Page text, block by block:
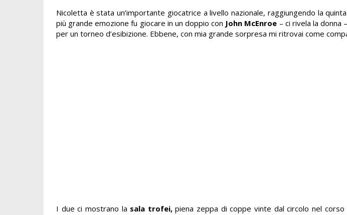
Nicoletta è stata un’importante giocatrice a livello nazionale, raggiungendo la
più grande emozione fu giocare in un doppio con John McEnroe – ci rivela la donna
per un torneo d’esibizione. Ebbene, con mia grande sorpresa mi ritrovai come
I due ci mostrano la sala trofei,piena zeppa di coppe vinte dal circolo nel